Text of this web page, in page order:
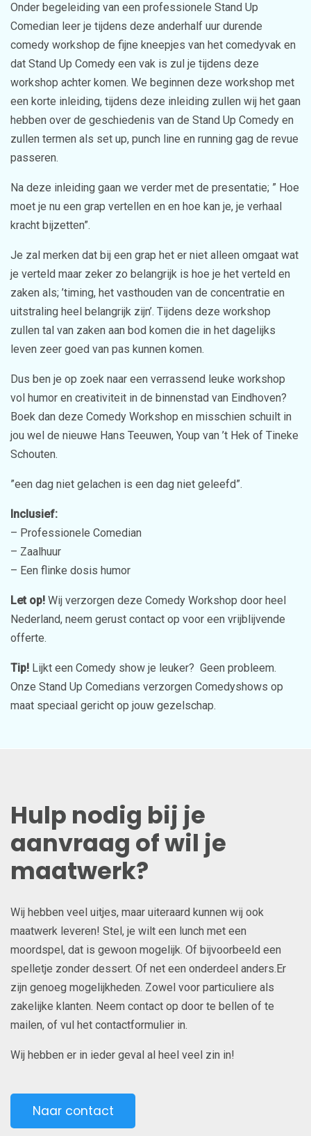
Onder begeleiding van een professionele Stand Up
Comedian leer je tijdens deze anderhalf uur durende
comedy workshop de fijne kneepjes van het comedyvak en
dat Stand Up Comedy een vak is zul je tijdens deze
workshop achter komen. We beginnen deze workshop met
een korte inleiding, tijdens deze inleiding zullen wij het gaan
hebben over de geschiedenis van de Stand Up Comedy en
zullen termen als set up, punch line en running gag de revue
passeren.
Na deze inleiding gaan we verder met de presentatie; ” Hoe
moet je nu een grap vertellen en en hoe kan je, je verhaal
kracht bijzetten”.
Je zal merken dat bij een grap het er niet alleen omgaat wat
je verteld maar zeker zo belangrijk is hoe je het verteld en
zaken als; ’timing, het vasthouden van de concentratie en
uitstraling heel belangrijk zijn’. Tijdens deze workshop
zullen tal van zaken aan bod komen die in het dagelijks
leven zeer goed van pas kunnen komen.
Dus ben je op zoek naar een verrassend leuke workshop
vol humor en creativiteit in de binnenstad van Eindhoven?
Boek dan deze Comedy Workshop en misschien schuilt in
jou wel de nieuwe Hans Teeuwen, Youp van ’t Hek of Tineke
Schouten.
”een dag niet gelachen is een dag niet geleefd”.
Inclusief:
– Professionele Comedian
– Zaalhuur
– Een flinke dosis humor
Let op! Wij verzorgen deze Comedy Workshop door heel
Nederland, neem gerust contact op voor een vrijblijvende
offerte.
Tip! Lijkt een Comedy show je leuker? Geen probleem.
Onze Stand Up Comedians verzorgen Comedyshows op
maat speciaal gericht op jouw gezelschap.
Hulp nodig bij je
aanvraag of wil je
maatwerk?
Wij hebben veel uitjes, maar uiteraard kunnen wij ook
maatwerk leveren! Stel, je wilt een lunch met een
moordspel, dat is gewoon mogelijk. Of bijvoorbeeld een
spelletje zonder dessert. Of net een onderdeel anders.Er
zijn genoeg mogelijkheden. Zowel voor particuliere als
zakelijke klanten. Neem contact op door te bellen of te
mailen, of vul het contactformulier in.
Wij hebben er in ieder geval al heel veel zin in!
Naar contact